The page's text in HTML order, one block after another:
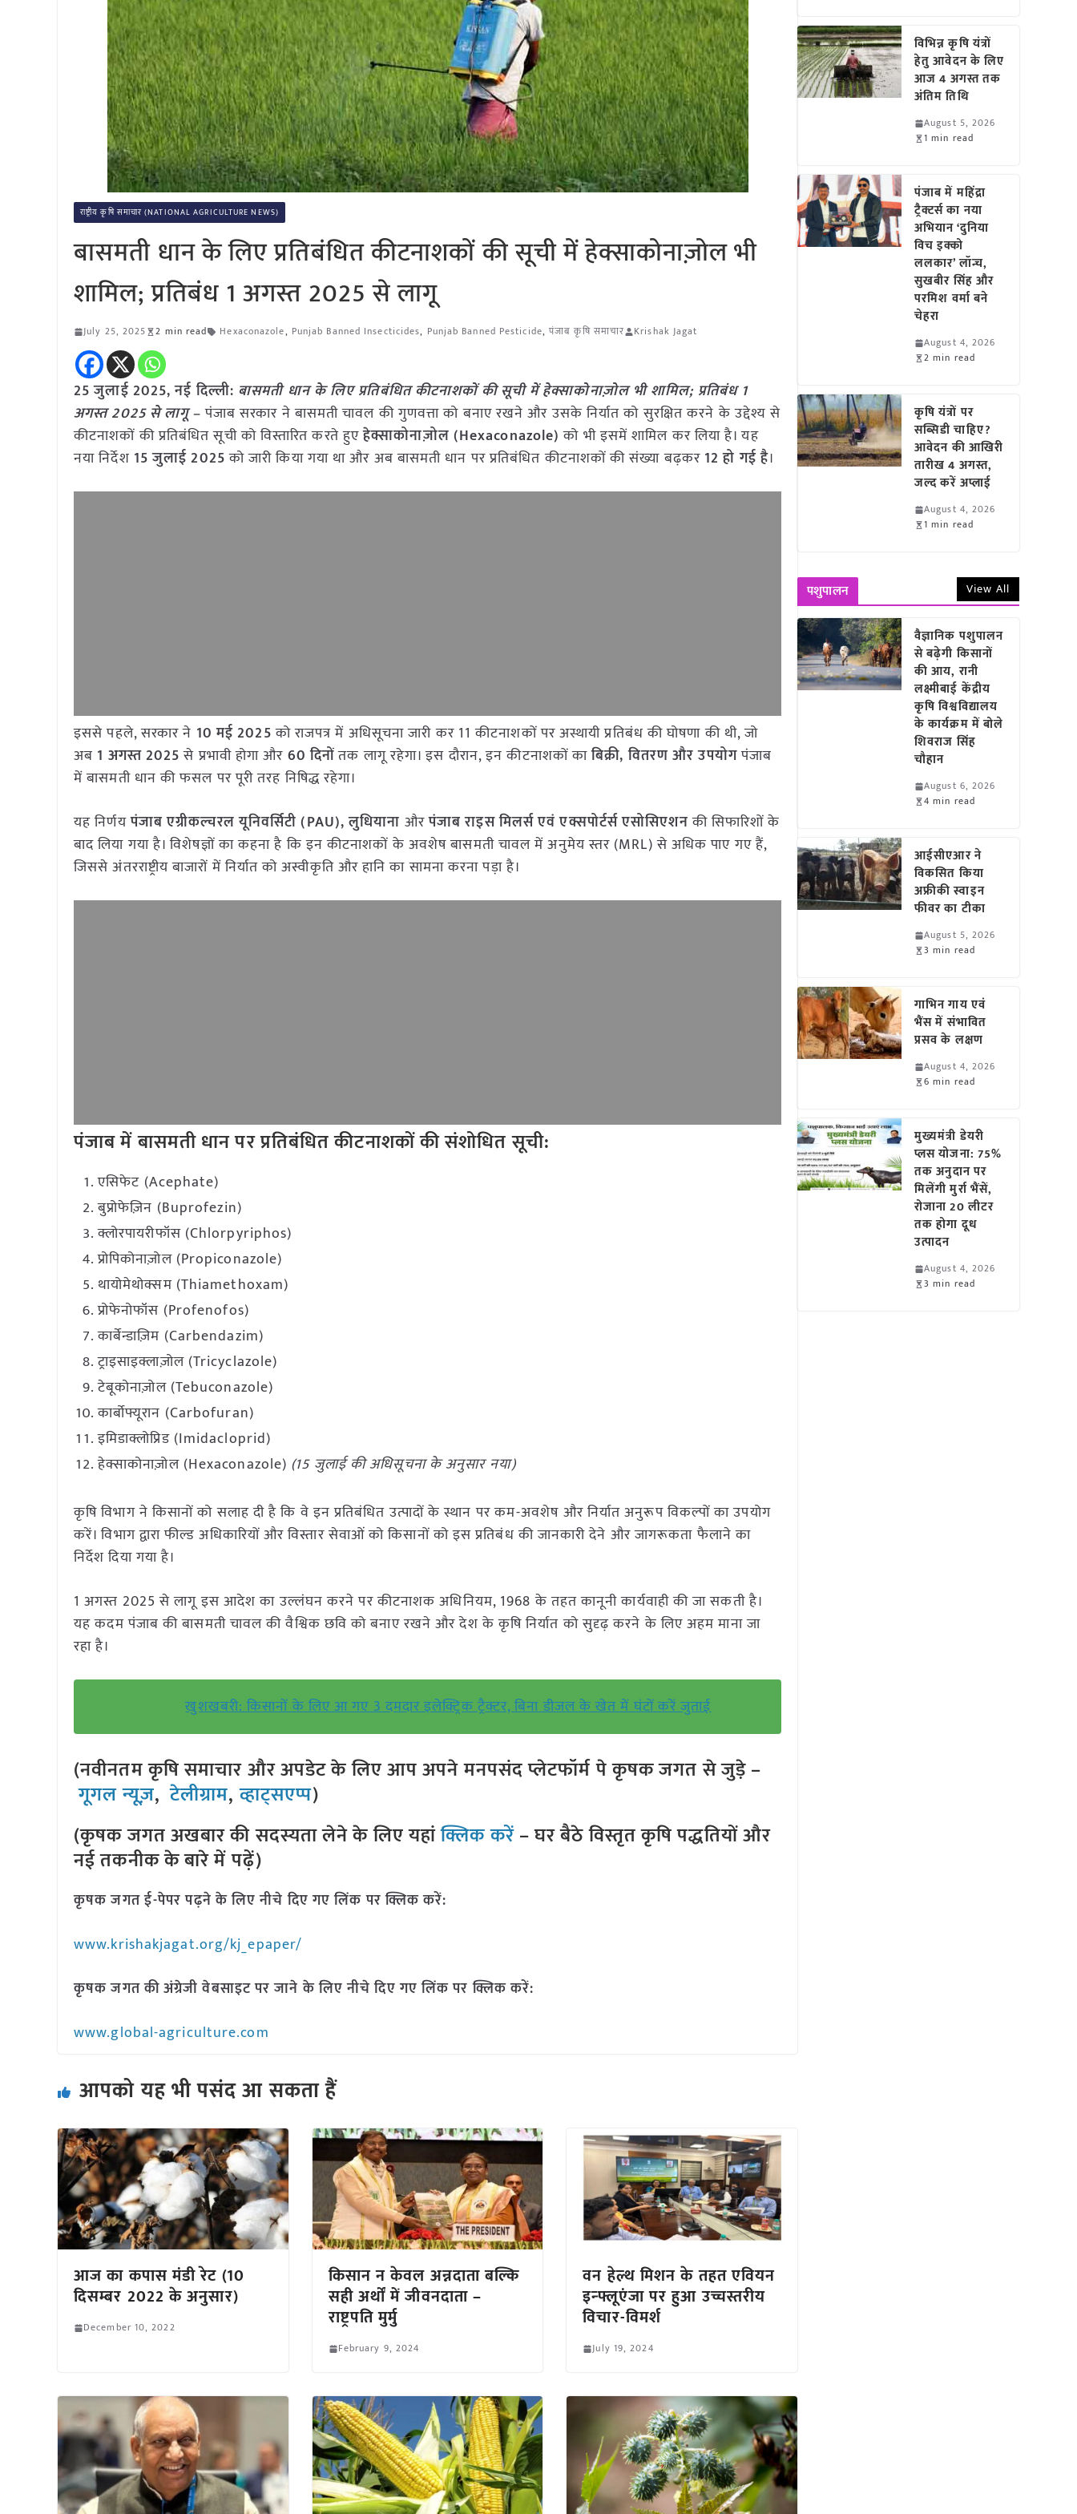
राष्ट्रीय कृषि समाचार (NATIONAL AGRICULTURE NEWS)
बासमती धान के लिए प्रतिबंधित कीटनाशकों की सूची में हेक्साकोनाज़ोल भी
शामिल; प्रतिबंध 1 अगस्त 2025 से लागू
July 25, 2025 2 min read Hexaconazole, Punjab Banned Insecticides, Punjab Banned Pesticide,पंजाब कृषि समाचार Krishak Jagat
25 जुलाई 2025, नई दिल्ली: बासमती धान के लिए प्रतिबंधित कीटनाशकों की सूची में हेक्साकोनाज़ोल भी शामिल; प्रतिबंध 1
अगस्त 2025 से लागू –पंजाब सरकार ने बासमती चावल की गुणवत्ता को बनाए रखने और उसके निर्यात को सुरक्षित करने के उद्देश्य से
कीटनाशकों की प्रतिबंधित सूची को विस्तारित करते हुएहेक्साकोनाज़ोल (Hexaconazole) को भी इसमें शामिल कर लिया है। यह
नया निर्देश 15 जुलाई 2025को जारी किया गया था और अब बासमती धान पर प्रतिबंधित कीटनाशकों की संख्या बढ़कर 12 हो गई है।
इससे पहले, सरकार ने 10 मई 2025को राजपत्र में अधिसूचना जारी कर 11 कीटनाशकों पर अस्थायी प्रतिबंध की घोषणा की थी, जो
अब 1 अगस्त 2025से प्रभावी होगा और 60 दिनोंतक लागू रहेगा। इस दौरान, इन कीटनाशकों काबिक्री, वितरण और उपयोगपंजाब
में बासमती धान की फसल पर पूरी तरह निषिद्ध रहेगा।
यह निर्णयपंजाब एग्रीकल्चरल यूनिवर्सिटी (PAU), लुधियाना औरपंजाब राइस मिलर्स एवं एक्सपोर्टर्स एसोसिएशनकी सिफारिशों के
बाद लिया गया है। विशेषज्ञों का कहना है कि इन कीटनाशकों के अवशेष बासमती चावल में अनुमेय स्तर (MRL) से अधिक पाए गए हैं,
जिससे अंतरराष्ट्रीय बाजारों में निर्यात को अस्वीकृति और हानि का सामना करना पड़ा है।
पंजाब में बासमती धान पर प्रतिबंधित कीटनाशकों की संशोधित सूची:
एसिफेट (Acephate)
बुप्रोफेज़िन (Buprofezin)
क्लोरपायरीफॉस (Chlorpyriphos)
प्रोपिकोनाज़ोल (Propiconazole)
थायोमेथोक्सम (Thiamethoxam)
प्रोफेनोफॉस (Profenofos)
कार्बेन्डाज़िम (Carbendazim)
ट्राइसाइक्लाज़ोल (Tricyclazole)
टेबूकोनाज़ोल (Tebuconazole)
कार्बोफ्यूरान (Carbofuran)
इमिडाक्लोप्रिड (Imidacloprid)
हेक्साकोनाज़ोल (Hexaconazole) (15 जुलाई की अधिसूचना के अनुसार नया)
कृषि विभाग ने किसानों को सलाह दी है कि वे इन प्रतिबंधित उत्पादों के स्थान पर कम-अवशेष और निर्यात अनुरूप विकल्पों का उपयोग
करें। विभाग द्वारा फील्ड अधिकारियों और विस्तार सेवाओं को किसानों को इस प्रतिबंध की जानकारी देने और जागरूकता फैलाने का
निर्देश दिया गया है।
1 अगस्त 2025 से लागू इस आदेश का उल्लंघन करने पर कीटनाशक अधिनियम, 1968 के तहत कानूनी कार्यवाही की जा सकती है।
यह कदम पंजाब की बासमती चावल की वैश्विक छवि को बनाए रखने और देश के कृषि निर्यात को सुदृढ़ करने के लिए अहम माना जा
रहा है।
खुशखबरी: किसानों के लिए आ गए 3 दमदार इलेक्ट्रिक ट्रैक्टर, बिना डीजल के खेत में घंटों करें जुताई
(नवीनतम कृषि समाचार और अपडेट के लिए आप अपने मनपसंद प्लेटफॉर्म पे कृषक जगत से जुड़े –
गूगल न्यूज़,टेलीग्राम,व्हाट्सएप्प)
(कृषक जगत अखबार की सदस्यता लेने के लिए यहांक्लिक करें– घर बैठे विस्तृत कृषि पद्धतियों और
नई तकनीक के बारे में पढ़ें)
कृषक जगत ई-पेपर पढ़ने के लिए नीचे दिए गए लिंक पर क्लिक करें:
www.krishakjagat.org/kj_epaper/
कृषक जगत की अंग्रेजी वेबसाइट पर जाने के लिए नीचे दिए गए लिंक पर क्लिक करें:
www.global-agriculture.com
आपको यह भी पसंद आ सकता हैं
आज का कपास मंडी रेट (10
दिसम्बर 2022 के अनुसार)
December 10, 2022
किसान न केवल अन्नदाता बल्कि
सही अर्थों में जीवनदाता –
राष्ट्रपति मुर्मु
February 9, 2024
वन हेल्थ मिशन के तहत एवियन
इन्फ्लूएंजा पर हुआ उच्चस्तरीय
विचार-विमर्श
July 19, 2024
विभिन्न कृषि यंत्रों
हेतु आवेदन के लिए
आज 4 अगस्त तक
अंतिम तिथि
August 5, 2026
1 min read
पंजाब में महिंद्रा
ट्रैक्टर्स का नया
अभियान ‘दुनिया
विच इक्को
ललकार’ लॉन्च,
सुखबीर सिंह और
परमिश वर्मा बने
चेहरा
August 4, 2026
2 min read
कृषि यंत्रों पर
सब्सिडी चाहिए?
आवेदन की आखिरी
तारीख 4 अगस्त,
जल्द करें अप्लाई
August 4, 2026
1 min read
पशुपालन View All
वैज्ञानिक पशुपालन
से बढ़ेगी किसानों
की आय, रानी
लक्ष्मीबाई केंद्रीय
कृषि विश्वविद्यालय
के कार्यक्रम में बोले
शिवराज सिंह
चौहान
August 6, 2026
4 min read
आईसीएआर ने
विकसित किया
अफ्रीकी स्वाइन
फीवर का टीका
August 5, 2026
3 min read
गाभिन गाय एवं
भैंस में संभावित
प्रसव के लक्षण
August 4, 2026
6 min read
मुख्यमंत्री डेयरी
प्लस योजना: 75%
तक अनुदान पर
मिलेंगी मुर्रा भैंसें,
रोजाना 20 लीटर
तक होगा दूध
उत्पादन
August 4, 2026
3 min read